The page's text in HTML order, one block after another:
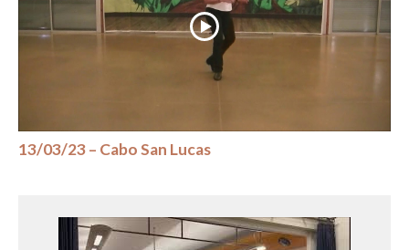
13/03/23 – Cabo San Lucas